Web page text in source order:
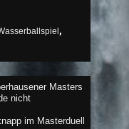
,
Masters
nicht
im Masterduell